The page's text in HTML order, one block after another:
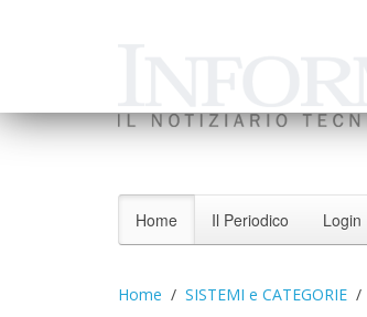
Home Il Periodico Login
Home SISTEMI e CATEGORIE